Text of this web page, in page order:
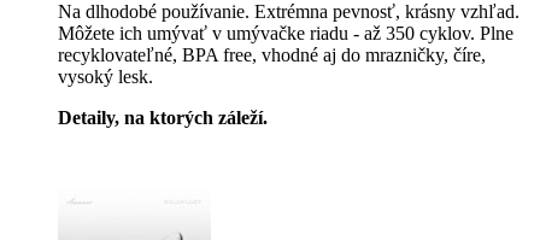
Na dlhodobé používanie. Extrémna pevnosť, krásny vzhľad.
Môžete ich umývať v umývačke riadu - až 350 cyklov. Plne
recyklovateľné, BPA free, vhodné aj do mrazničky, číre,
vysoký lesk.
Detaily, na ktorých záleží.